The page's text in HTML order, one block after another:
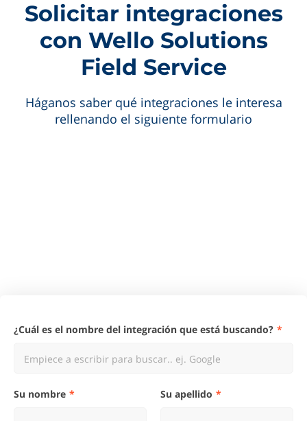
Solicitar integraciones
con Wello Solutions
Field Service
Háganos saber qué integraciones le interesa
rellenando el siguiente formulario
¿Cuál es el nombre del integración que está buscando?
Empiece a escribir para buscar.. ej. Google
Su nombre Su apellido